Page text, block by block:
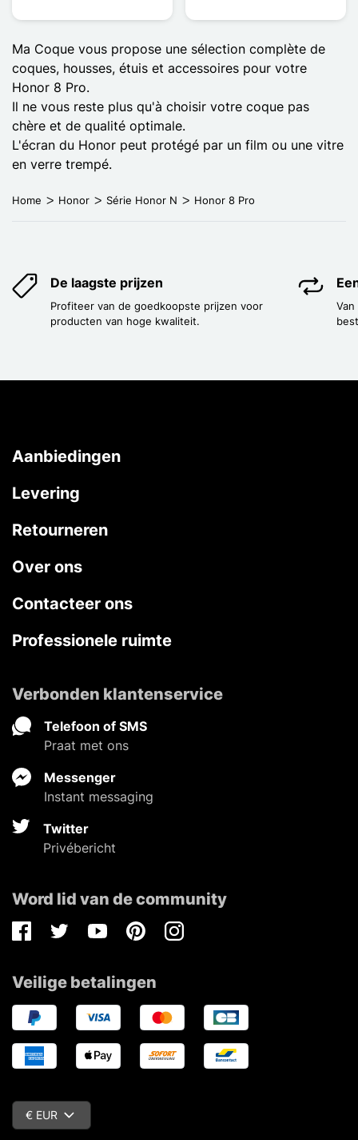
Ma Coque vous propose une sélection complète de
coques, housses, étuis et accessoires pour votre
Honor 8 Pro.
Il ne vous reste plus qu'à choisir votre coque pas
chère et de qualité optimale.
L'écran du Honor peut protégé par un film ou une vitre
en verre trempé.
Home Honor Série Honor N Honor 8 Pro
De laagste prijzen
Profiteer van de goedkoopste prijzen voor
producten van hoge kwaliteit.
Aanbiedingen
Levering
Retourneren
Over ons
Contacteer ons
Professionele ruimte
Verbonden klantenservice
Telefoon of SMS
Praat met ons
Messenger
Instant messaging
Twitter
Privébericht
Word lid van de community
FacebookTwitterYoutubePinterestInstagram
Veilige betalingen
€ EUR